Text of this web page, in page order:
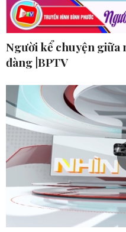
Người kể chuyện
đàng |BPTV